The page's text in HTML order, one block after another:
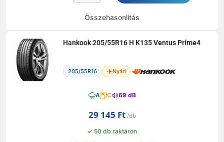
Összehasonlítás
Hankook 205/55R16 H K135 Ventus Prime4
205/55R16 Nyári
A C 69 dB
29 145 Ft
✓ 50 db raktáron